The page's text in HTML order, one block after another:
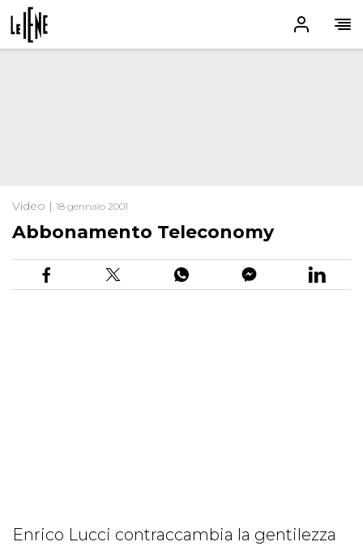
Video | 18 gennaio 2001
Abbonamento Teleconomy
Enrico Lucci contraccambia la gentilezza